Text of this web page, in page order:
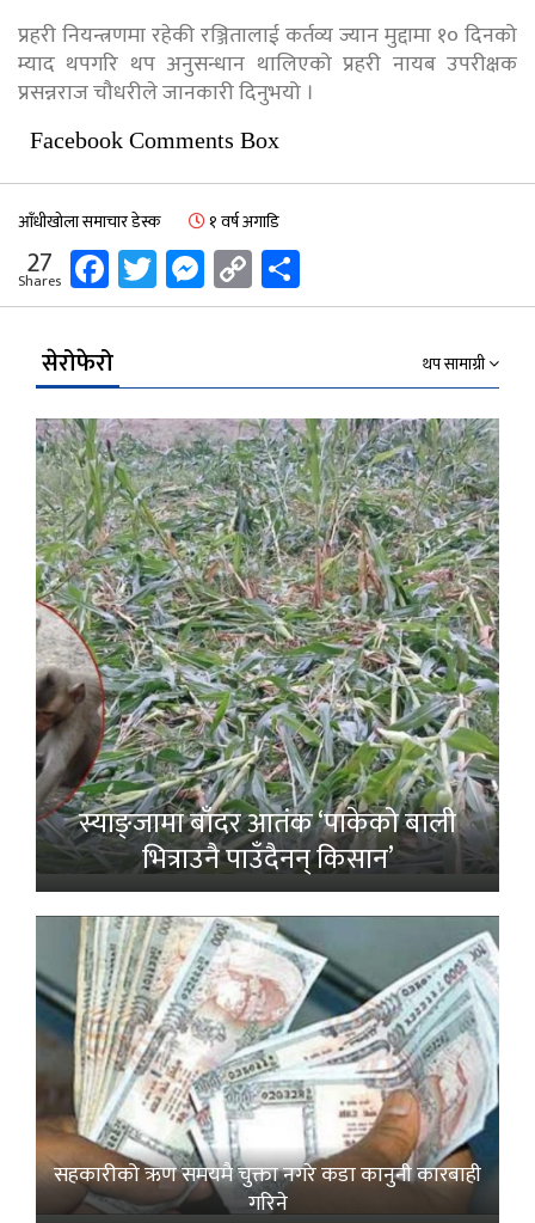
प्रहरी नियन्त्रणमा रहेकी रञ्जितालाई कर्तव्य ज्यान मुद्दामा १० दिनको
म्याद थपगरि थप अनुसन्धान थालिएको प्रहरी नायब उपरीक्षक
प्रसन्नराज चौधरीले जानकारी दिनुभयो ।
Facebook Comments Box
आँधीखोला समाचार डेस्क १ वर्ष अगाडि
27
Shares Facebook
Twitter
Messenger
Copy
Link
सेरोफेरो थप सामाग्री
स्याङ्जामा बाँदर आतंक ‘पाकेको बाली
भित्राउनै पाउँदैनन् किसान’
सहकारीको ऋण समयमै चुक्ता नगरे कडा कानुनी कारबाही
गरिने